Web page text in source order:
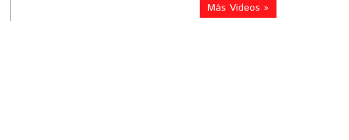
Más Videos »